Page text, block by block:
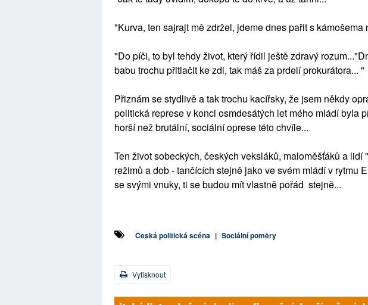
"Kurva, ten sajrajt mě zdržel, jdeme dnes pařit s kámošema
"Do píči, to byl tehdy život, který řídil ještě zdravý
babu trochu přitlačit ke zdi, tak máš za prdelí prokurátora... "
Přiznám se stydlivě a tak trochu kacířsky, že jsem někdy
politická represe v konci osmdesátých let mého mládí byla
horší než brutální, sociální oprese této chvíle...
Ten život sobeckých, českých veksláků, maloměšťáků a lidí
režimů a dob - tančících stejně jako ve svém mládí v rytmu
se svými vnuky, ti se budou mít vlastně pořád stejně...
Česká politická scéna | Sociální poměry
Vytisknout